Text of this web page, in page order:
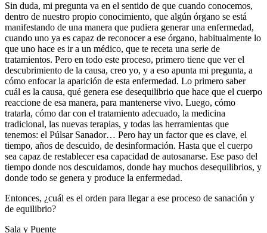
Sin duda, mi pregunta va en el sentido de que cuando conocemos,
dentro de nuestro propio conocimiento, que algún órgano se está
manifestando de una manera que pudiera generar una enfermedad,
cuando uno ya es capaz de reconocer a ese órgano, habitualmente lo
que uno hace es ir a un médico, que te receta una serie de
tratamientos. Pero en todo este proceso, primero tiene que ver el
descubrimiento de la causa, creo yo, y a eso apunta mi pregunta, a
cómo enfocar la aparición de esta enfermedad. Lo primero saber
cuál es la causa, qué genera ese desequilibrio que hace que el cuerpo
reaccione de esa manera, para mantenerse vivo. Luego, cómo
tratarla, cómo dar con el tratamiento adecuado, la medicina
tradicional, las nuevas terapias, y todas las herramientas que
tenemos: el Púlsar Sanador… Pero hay un factor que es clave, el
tiempo, años de descuido, de desinformación. Hasta que el cuerpo
sea capaz de restablecer esa capacidad de autosanarse. Ese paso del
tiempo donde nos descuidamos, donde hay muchos desequilibrios, y
donde todo se genera y produce la enfermedad.
Entonces, ¿cuál es el orden para llegar a ese proceso de sanación y
de equilibrio?
Sala y Puente